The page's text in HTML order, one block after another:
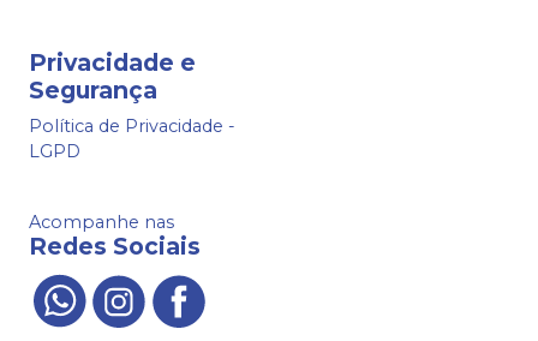
Privacidade e
Segurança
Política de Privacidade -
LGPD
Acompanhe nas
Redes Sociais